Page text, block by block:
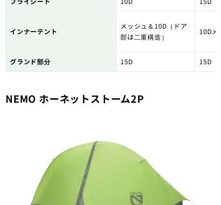
インナーテント
メッシュ＆10D（ドア
部は二重構造）
10Dメ
グランド部分 15D 15D
NEMO ホーネットストーム2P